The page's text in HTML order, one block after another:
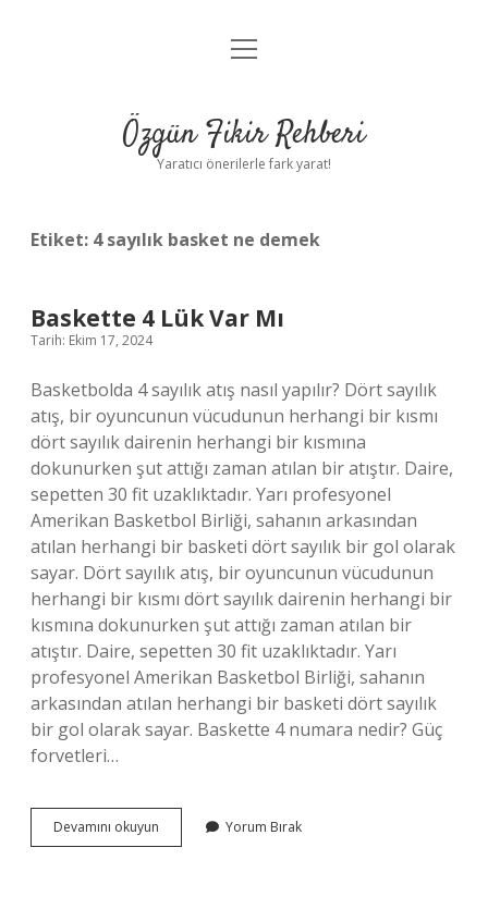
Gizlilik Politikası
Yasal Uyarı
menüyü
Özgün Fikir Rehberi
Yaratıcı önerilerle fark yarat!
Etiket: 4 sayılık basket ne demek
Baskette 4 Lük Var Mı
Tarih: Ekim 17, 2024
Basketbolda 4 sayılık atış nasıl yapılır? Dört sayılık
atış, bir oyuncunun vücudunun herhangi bir kısmı
dört sayılık dairenin herhangi bir kısmına
dokunurken şut attığı zaman atılan bir atıştır. Daire,
sepetten 30 fit uzaklıktadır. Yarı profesyonel
Amerikan Basketbol Birliği, sahanın arkasından
atılan herhangi bir basketi dört sayılık bir gol olarak
sayar. Dört sayılık atış, bir oyuncunun vücudunun
herhangi bir kısmı dört sayılık dairenin herhangi bir
kısmına dokunurken şut attığı zaman atılan bir
atıştır. Daire, sepetten 30 fit uzaklıktadır. Yarı
profesyonel Amerikan Basketbol Birliği, sahanın
arkasından atılan herhangi bir basketi dört sayılık
bir gol olarak sayar. Baskette 4 numara nedir? Güç
forvetleri…
Devamını okuyun Baskette
4
Yorum Bırak